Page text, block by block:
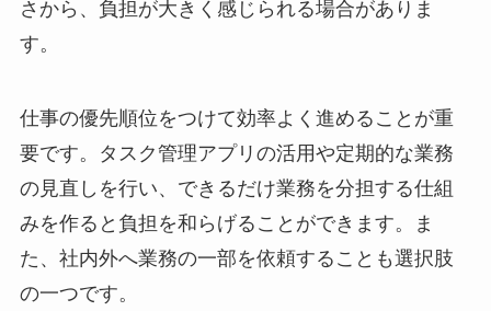
さから、負担が大きく感じられる場合がありま
す。
仕事の優先順位をつけて効率よく進めることが重
要です。タスク管理アプリの活用や定期的な業務
の見直しを行い、できるだけ業務を分担する仕組
みを作ると負担を和らげることができます。ま
た、社内外へ業務の一部を依頼することも選択肢
の一つです。